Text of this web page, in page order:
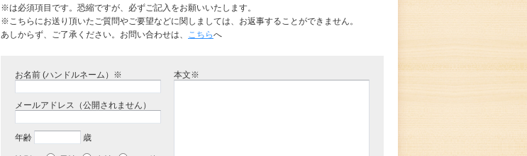
※は必須項目です。恐縮ですが、必ずご記入をお願いいたします。
※こちらにお送り頂いたご質問やご要望などに関しましては、お返事することができません。
あしからず、ご了承ください。お問い合わせは、 こちらへ
お名前 (ハンドルネーム）※
メールアドレス（公開されません）
年齢 歳
本文※